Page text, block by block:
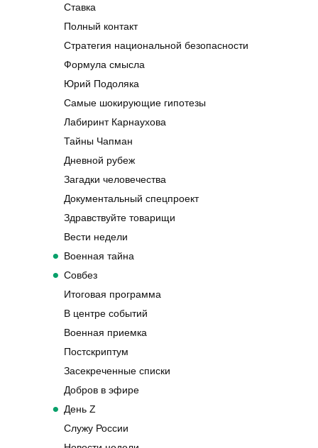
Ставка
Полный контакт
Стратегия национальной безопасности
Формула смысла
Юрий Подоляка
Самые шокирующие гипотезы
Лабиринт Карнаухова
Тайны Чапман
Дневной рубеж
Загадки человечества
Документальный спецпроект
Здравствуйте товарищи
Вести недели
Военная тайна
Совбез
Итоговая программа
В центре событий
Военная приемка
Постскриптум
Засекреченные списки
Добров в эфире
День Z
Служу России